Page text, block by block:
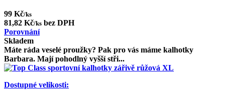
99 Kč/ks
81,82 Kč/ks bez DPH
Porovnání
Skladem
Máte ráda veselé proužky? Pak pro vás máme kalhotky
Barbara. Mají pohodlný vyšší stři...
Dostupné velikosti: